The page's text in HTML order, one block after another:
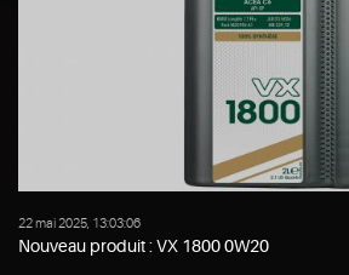
22 mai 2025, 13:03:06
Nouveau produit : VX 1800 0W20